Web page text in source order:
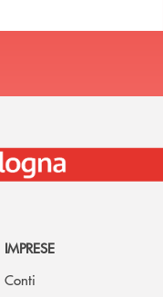
IMPRESE
Conti